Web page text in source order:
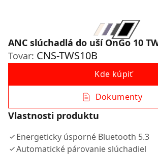
ANC slúchadlá do uší OnGo 10
Tovar: CNS-TWS10B
Kde kúpiť
Dokumenty
Vlastnosti produktu
Energeticky úsporné Bluetooth 5.3
Automatické párovanie slúchadiel